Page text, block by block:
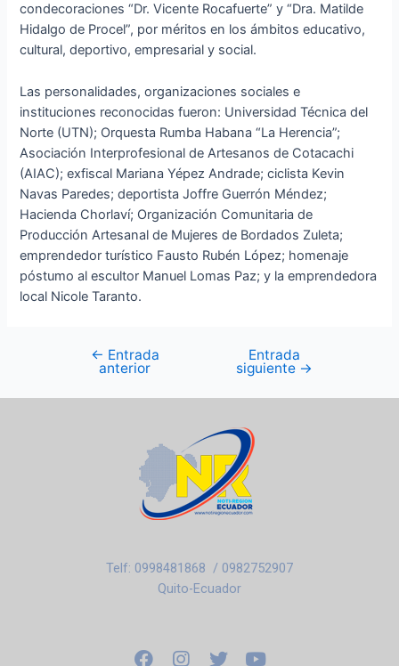
condecoraciones “Dr. Vicente Rocafuerte” y “Dra. Matilde
Hidalgo de Procel”, por méritos en los ámbitos educativo,
cultural, deportivo, empresarial y social.
Las personalidades, organizaciones sociales e
instituciones reconocidas fueron: Universidad Técnica del
Norte (UTN); Orquesta Rumba Habana “La Herencia”;
Asociación Interprofesional de Artesanos de Cotacachi
(AIAC); exfiscal Mariana Yépez Andrade; ciclista Kevin
Navas Paredes; deportista Joffre Guerrón Méndez;
Hacienda Chorlaví; Organización Comunitaria de
Producción Artesanal de Mujeres de Bordados Zuleta;
emprendedor turístico Fausto Rubén López; homenaje
póstumo al escultor Manuel Lomas Paz; y la emprendedora
local Nicole Taranto.
← Entrada
anterior
Entrada
siguiente →
Telf: 0998481868 / 0982752907
Quito-Ecuador
F
I
T
Y